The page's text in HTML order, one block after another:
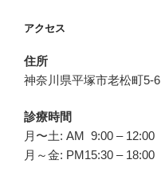
ョ
ン
アクセス
住所
神奈川県平塚市老松町5-6
診療時間
月〜土: AM 9:00 – 12:00
月～金: PM15:30 – 18:00